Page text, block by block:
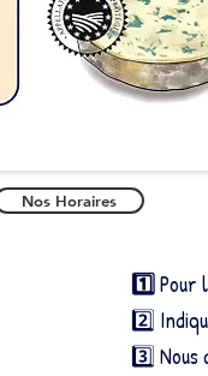
Nos Horaires
1️⃣Pour
2️⃣
3️⃣ Nous